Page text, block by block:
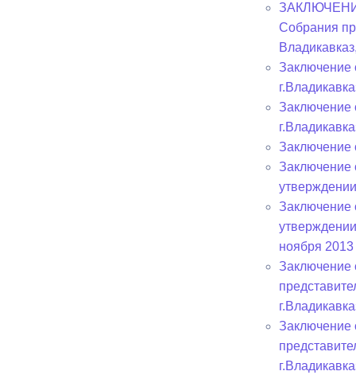
ЗАКЛЮЧЕНИЕ
Собрания
Заключение
Заключение
Заключение
Заключение
Заключение
ноября 2013
Заключение
Заключение